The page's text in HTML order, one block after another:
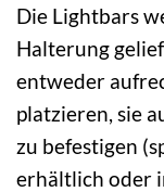
Die Lightbars
Halterung
entweder
platzieren, sie
zu befestigen
erhältlich oder